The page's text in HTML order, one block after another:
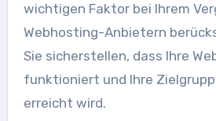
wichtigen Faktor bei Ihrem
Webhosting-Anbietern
Sie sicherstellen, dass Ihre
funktioniert und Ihre
erreicht wird.